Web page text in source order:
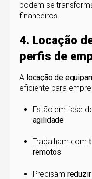
podem se
financeiros.
4. Locação
perfis de
A locação de
eficiente para
Estão em fase
agilidade
Trabalham com
remotos
Precisam